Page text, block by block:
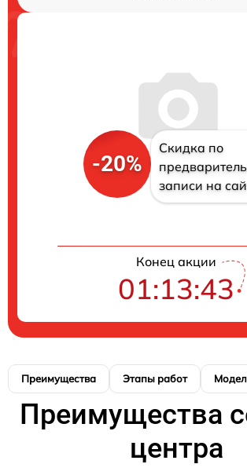
-20%
Скидка по
записи на
Конец акции
01:13:42
Преимущества Этапы работ
Преимущества
центра